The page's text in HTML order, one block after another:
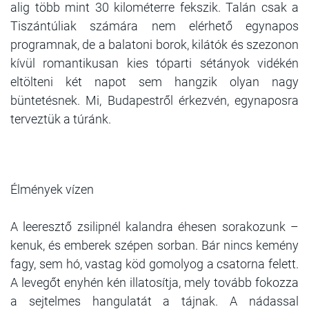
alig több mint 30 kilométerre fekszik. Talán csak a
Tiszántúliak számára nem elérhető egynapos
programnak, de a balatoni borok, kilátók és szezonon
kívül romantikusan kies tóparti sétányok vidékén
eltölteni két napot sem hangzik olyan nagy
büntetésnek. Mi, Budapestről érkezvén, egynaposra
terveztük a túránk.
Élmények vízen
A leeresztő zsilipnél kalandra éhesen sorakozunk –
kenuk, és emberek szépen sorban. Bár nincs kemény
fagy, sem hó, vastag köd gomolyog a csatorna felett.
A levegőt enyhén kén illatosítja, mely tovább fokozza
a sejtelmes hangulatát a tájnak. A nádassal